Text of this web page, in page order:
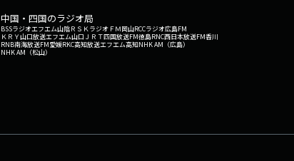
中国・四国のラジオ局
BSSラジオエフエム山陰ＲＳＫラジオ ＦＭ岡山RCCラジオ広島FM
ＫＲＹ山口放送エフエム山口 ＪＲＴ四国放送FM徳島RNC西日本放送FM香川
RNB南海放送FM愛媛RKC高知放送エフエム高知NHK AM（広島）
NHK AM（松山）